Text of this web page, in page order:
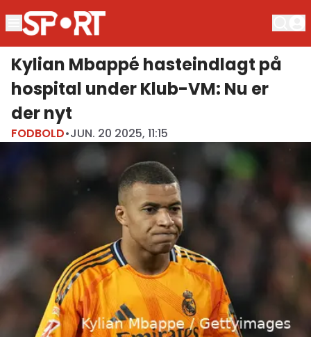
Kylian Mbappé hasteindlagt på
hospital under Klub-VM: Nu er
der nyt
FODBOLD•JUN. 20 2025, 11:15